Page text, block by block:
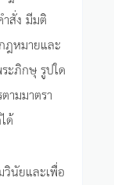
สั่ง มีมติ
ฎหมายและ
ะภิกษุ รูปใด
ามมาตรา
ด้
วินัยและเพื่อ